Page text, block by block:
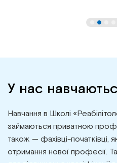
У нас
Навчання в Школі
займаються приватною
також — фахівці-початківці,
отримання нової професії.